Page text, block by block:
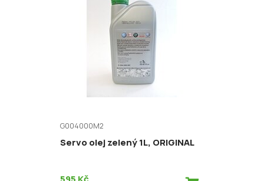
G004000M2
Servo olej zelený 1L, ORIGINAL